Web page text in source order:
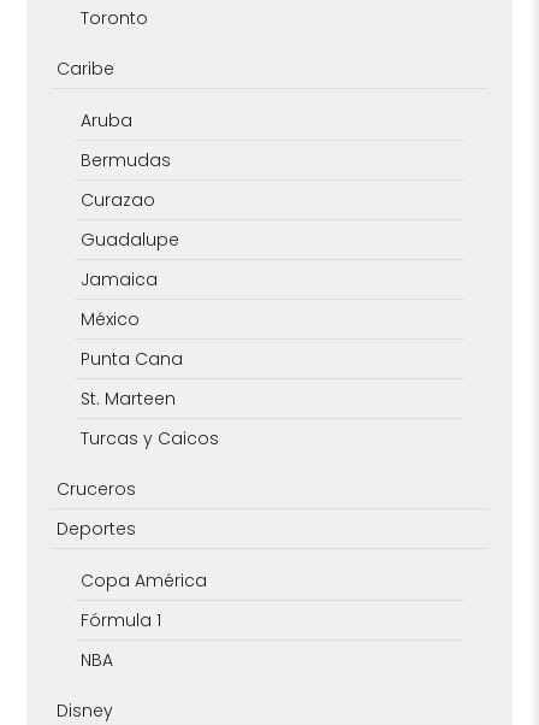
Toronto
Caribe
Aruba
Bermudas
Curazao
Guadalupe
Jamaica
México
Punta Cana
St. Marteen
Turcas y Caicos
Cruceros
Deportes
Copa América
Fórmula 1
NBA
Disney